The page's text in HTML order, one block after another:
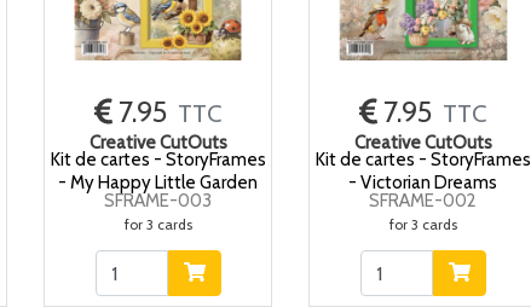
7.95 TTC
Creative CutOuts
Kit de cartes - StoryFrames
- My Happy Little Garden
SFRAME-003
for 3 cards
7.95 TTC
Creative CutOuts
Kit de cartes - StoryFrames
- Victorian Dreams
SFRAME-002
for 3 cards